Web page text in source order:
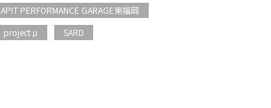
APIT PERFORMANCE GARAGE東福岡
project μ SARD